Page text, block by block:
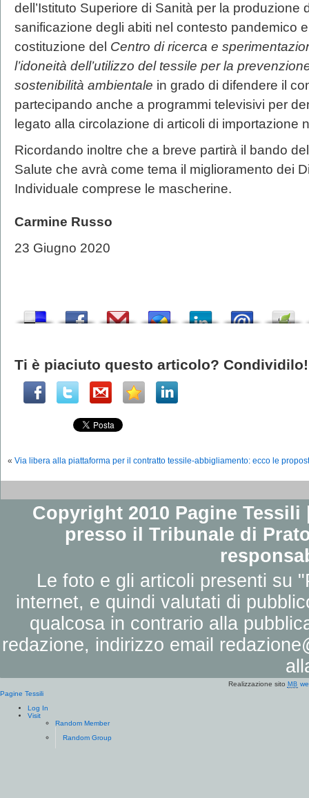
dell’Istituto Superiore di Sanità per la produzione
sanificazione degli abiti nel contesto pandemico
costituzione del Centro di ricerca e
l’idoneità dell’utilizzo del tessile per la
sostenibilità ambientale in grado di difendere il
partecipando anche a programmi televisivi per
legato alla circolazione di articoli di importazione
Ricordando inoltre che a breve partirà il bando
Salute che avrà come tema il miglioramento dei
Individuale comprese le mascherine.
Carmine Russo
23 Giugno 2020
Ti è piaciuto questo articolo? Condividilo!
« Via libera alla piattaforma per il contratto tessile-abbigliamento: ecco le
Copyright 2010 Pagine
presso il Tribunale di
Le foto e gli articoli presenti su
internet, e quindi valutati di
qualcosa in contrario alla
redazione, indirizzo email
Realizzazione sito MB
Pagine Tessili
Log In
Visit
Random Member
Random Group